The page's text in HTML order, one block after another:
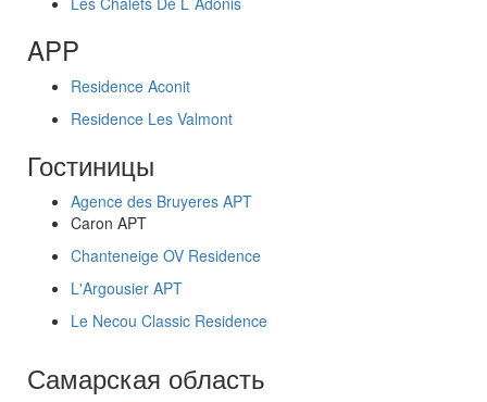
APP
Residence Aconit
Residence Les Valmont
Гостиницы
Agence des Bruyeres APT
Caron APT
Chanteneige OV Residence
L'Argousier APT
Le Necou Classic Residence
Самарская область